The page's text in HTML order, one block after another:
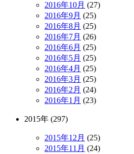
2016年10月 (27)
2016年9月 (25)
2016年8月 (25)
2016年7月 (26)
2016年6月 (25)
2016年5月 (25)
2016年4月 (25)
2016年3月 (25)
2016年2月 (24)
2016年1月 (23)
2015年 (297)
2015年12月 (25)
2015年11月 (24)